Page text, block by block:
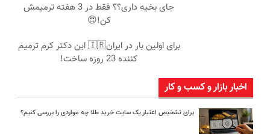
جای بخیه داری؟؟ فقط در 3 هفته ترمیمش
کن!😍
برای اولین بار در ایران🇮🇷 این دکتر کرم ترمیم
کننده 23 روزه ساخت!
اخبار بازار و کسب و کار
برای تشخیص اعتبار یک سایت خرید طلا چه مواردی را بررسی کنیم؟